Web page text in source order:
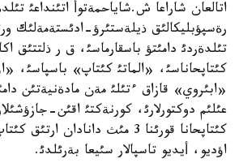
اتالعان شاراعا ش.شاياحمةتوأ اتئنداعئ
رةسپؤبليكالئق ذيلةستئرؤ-ادئستةمةلئك
تئلدةردئ دامئتؤ باسقارماسئ، ق ر ذلتتئق
كئتاپحاناسئ، «الماتئ كئتاپ» باسپاسئ،
«ابئروي» قازاق ءتئلئ مةن مادةنيةتئن
عئلئم دوكتورلارئ، كورنةكتئ اقئن-
كئتاپحانا قورئنا 3 مئث دانادان
اؤديو، أيديو تاسپالار سئيعا بةرئلدئ.